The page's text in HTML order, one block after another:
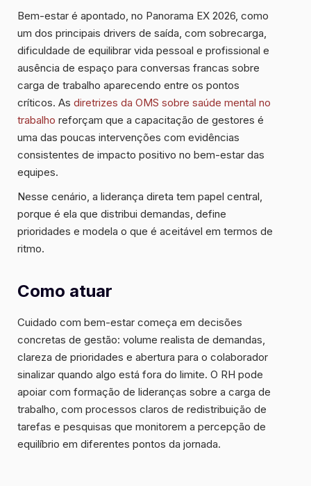
Bem-estar é apontado, no Panorama EX 2026, como
um dos principais drivers de saída, com sobrecarga,
dificuldade de equilibrar vida pessoal e profissional e
ausência de espaço para conversas francas sobre
carga de trabalho aparecendo entre os pontos
críticos. As diretrizes da OMS sobre saúde mental no
trabalho reforçam que a capacitação de gestores é
uma das poucas intervenções com evidências
consistentes de impacto positivo no bem-estar das
equipes.
Nesse cenário, a liderança direta tem papel central,
porque é ela que distribui demandas, define
prioridades e modela o que é aceitável em termos de
ritmo.
Como atuar
Cuidado com bem-estar começa em decisões
concretas de gestão: volume realista de demandas,
clareza de prioridades e abertura para o colaborador
sinalizar quando algo está fora do limite. O RH pode
apoiar com formação de lideranças sobre a carga de
trabalho, com processos claros de redistribuição de
tarefas e pesquisas que monitorem a percepção de
equilíbrio em diferentes pontos da jornada.